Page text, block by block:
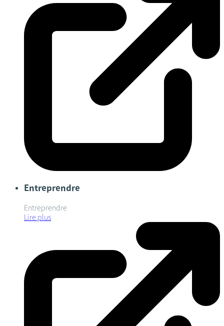
Entreprendre
Entreprendre
Lire plus